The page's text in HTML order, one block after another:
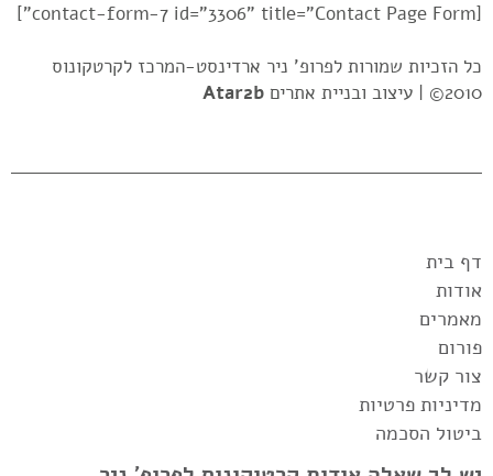
[contact-form-7 id="3306" title="Contact Page Form"]
כל הזכיות שמורות לפרופ' ניר ארדינסט-המרכז לקרטקונוס
2010© |
עיצוב ובניית אתרים Atar2b
דף בית
אודות
מאמרים
פורום
צור קשר
מדיניות פרטיות
ביטול הסכמה